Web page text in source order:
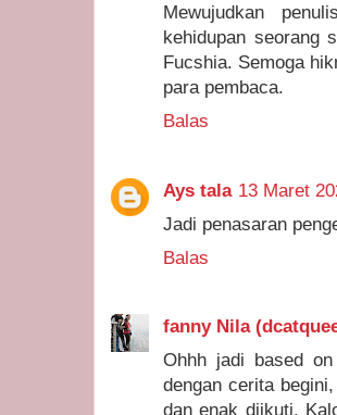
Mewujudkan
kehidupan seorang
Fucshia. Semoga
para pembaca.
Balas
Ays tala 13 Maret
Jadi penasaran
Balas
fanny Nila
Ohhh jadi based
dengan cerita
dan enak diikuti.